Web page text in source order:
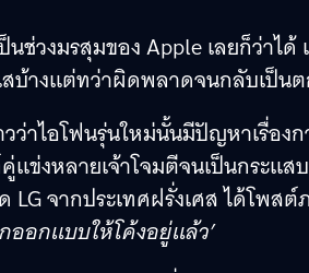
ป็นช่วงมรสุมของ Apple เลยก็ว่า
บ้างแต่ทว่าผิดพลาดจนกลับเป็นต
ว่าไอโฟนรุ่นใหม่นั้นมีปัญหาเรื่อง
แข่งหลายเจ้าโจมตีจนเป็นกระ
LG จากประเทศฝรั่งเศส ได้โพส
ออกแบบให้โค้งอยู่แล้ว’